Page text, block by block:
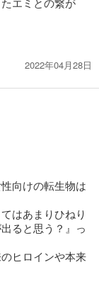
2022年04月28日
向けの転生物は
はあまりひねり
ると思う？』っ
ヒロインや本来